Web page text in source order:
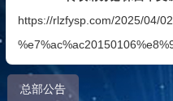
https://rlzfysp.com/2025/04/
总部公告